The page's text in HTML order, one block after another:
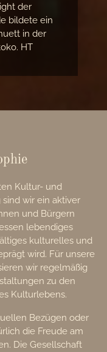
der
bildete ein
in der
HT
Kultur- und
wir ein aktiver
und Bürgern
lebendiges
kulturelles und
wird. Für unsere
wir regelmäßig
zu den
Kulturlebens.
Bezügen oder
die Freude am
Die Gesellschaft